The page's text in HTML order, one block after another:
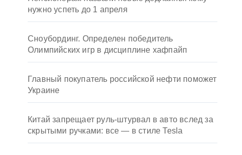
нужно успеть до 1 апреля
Сноубординг. Определен победитель
Олимпийских игр в дисциплине хафпайп
Главный покупатель российской нефти поможет
Украине
Китай запрещает руль-штурвал в авто вслед за
скрытыми ручками: все — в стиле Tesla